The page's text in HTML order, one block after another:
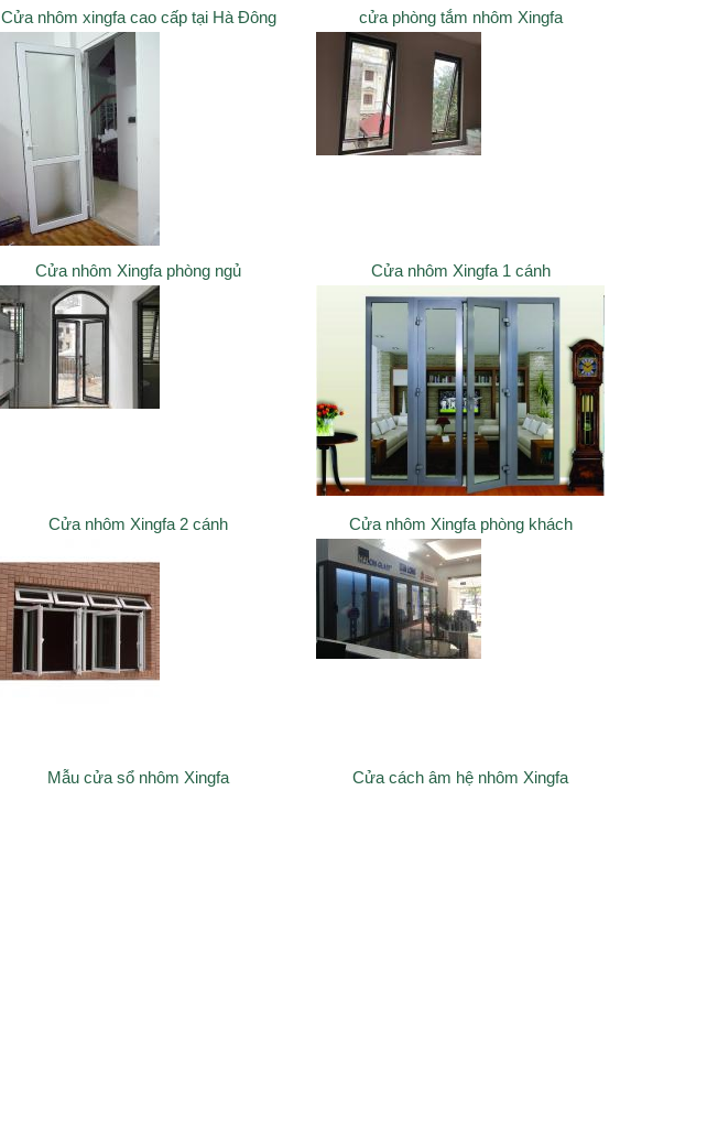
Cửa nhôm xingfa cao cấp tại Hà Đông cửa phòng tắm nhôm Xingfa
Cửa nhôm Xingfa phòng ngủ Cửa nhôm Xingfa 1 cánh
Cửa nhôm Xingfa 2 cánh Cửa nhôm Xingfa phòng khách
Mẫu cửa sổ nhôm Xingfa Cửa cách âm hệ nhôm Xingfa